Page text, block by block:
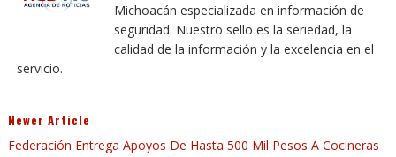
Michoacán especializada en información de
seguridad. Nuestro sello es la seriedad, la
calidad de la información y la excelencia en el
servicio.
Newer Article
Federación Entrega Apoyos De Hasta 500 Mil Pesos A Cocineras